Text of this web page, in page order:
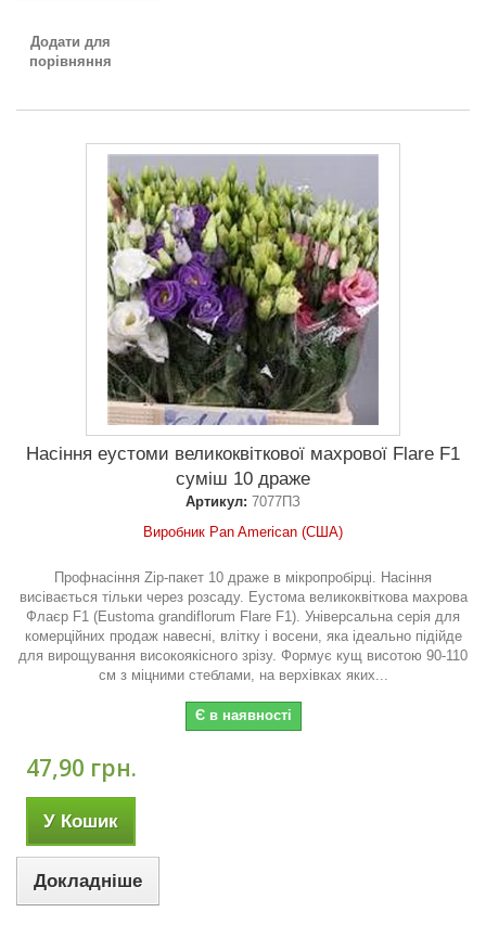
Додати для
порівняння
Насіння еустоми великоквіткової махрової Flare F1
суміш 10 драже
Артикул: 7077ПЗ
Виробник Pan American (США)
Профнасіння Zip-пакет 10 драже в мікропробірці. Насіння
висівається тільки через розсаду. Еустома великоквіткова махрова
Флаєр F1 (Eustoma grandiflorum Flare F1). Універсальна серія для
комерційних продаж навесні, влітку і восени, яка ідеально підійде
для вирощування високоякісного зрізу. Формує кущ висотою 90-110
см з міцними стеблами, на верхівках яких...
Є в наявності
47,90 грн.
У Кошик
Докладніше